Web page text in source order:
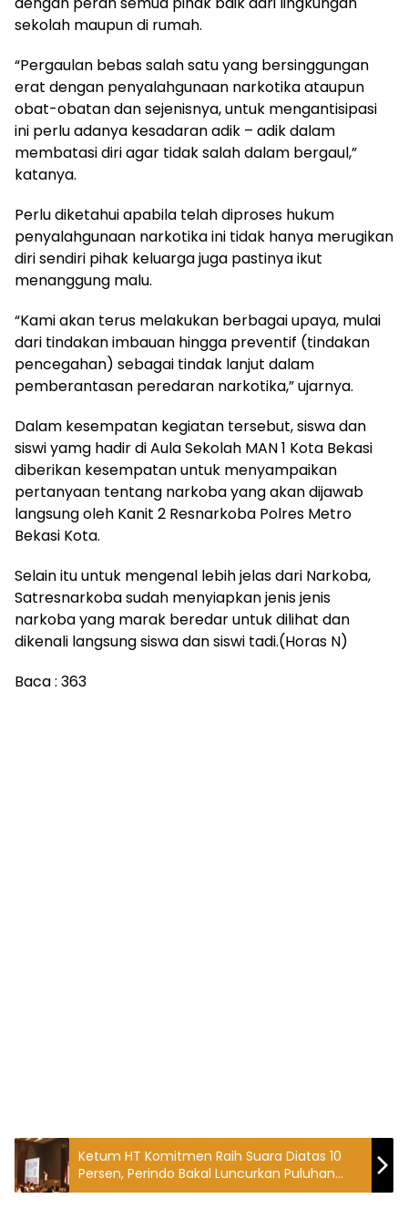
sekolah maupun di rumah.
“Pergaulan bebas salah satu yang bersinggungan
erat dengan penyalahgunaan narkotika ataupun
obat-obatan dan sejenisnya, untuk mengantisipasi
ini perlu adanya kesadaran adik – adik dalam
membatasi diri agar tidak salah dalam bergaul,”
katanya.
Perlu diketahui apabila telah diproses hukum
penyalahgunaan narkotika ini tidak hanya merugikan
diri sendiri pihak keluarga juga pastinya ikut
menanggung malu.
“Kami akan terus melakukan berbagai upaya, mulai
dari tindakan imbauan hingga preventif (tindakan
pencegahan) sebagai tindak lanjut dalam
pemberantasan peredaran narkotika,” ujarnya.
Dalam kesempatan kegiatan tersebut, siswa dan
siswi yamg hadir di Aula Sekolah MAN 1 Kota Bekasi
diberikan kesempatan untuk menyampaikan
pertanyaan tentang narkoba yang akan dijawab
langsung oleh Kanit 2 Resnarkoba Polres Metro
Bekasi Kota.
Selain itu untuk mengenal lebih jelas dari Narkoba,
Satresnarkoba sudah menyiapkan jenis jenis
narkoba yang marak beredar untuk dilihat dan
dikenali langsung siswa dan siswi tadi.(Horas N)
Baca : 363
Ketum HT Komitmen Raih Suara Diatas 10
Persen, Perindo Bakal Luncurkan Puluhan
Juta KTA Ber Asuransi